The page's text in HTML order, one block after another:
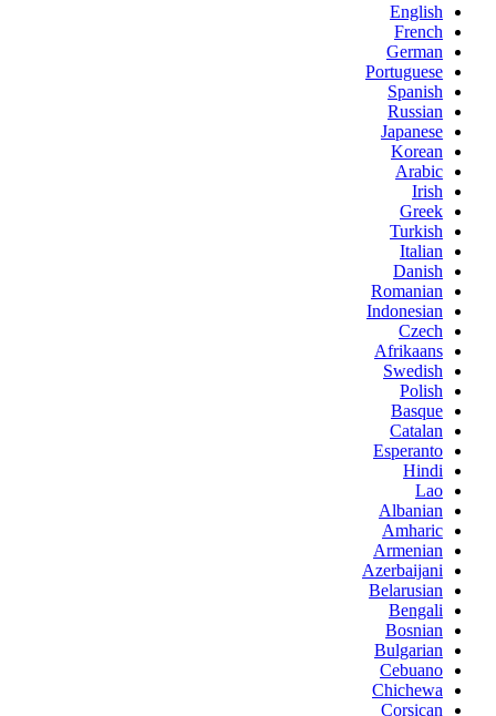
English
French
German
Portuguese
Spanish
Russian
Japanese
Korean
Arabic
Irish
Greek
Turkish
Italian
Danish
Romanian
Indonesian
Czech
Afrikaans
Swedish
Polish
Basque
Catalan
Esperanto
Hindi
Lao
Albanian
Amharic
Armenian
Azerbaijani
Belarusian
Bengali
Bosnian
Bulgarian
Cebuano
Chichewa
Corsican